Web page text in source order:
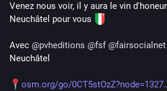
Venez nous voir, il y aura le vin d'honeur
Neuchâtel pour vous
Avec @pvheditions @fsf @fairsocialnet
Neuchâtel
osm.org/go/0CT5stOzZ?node=1327